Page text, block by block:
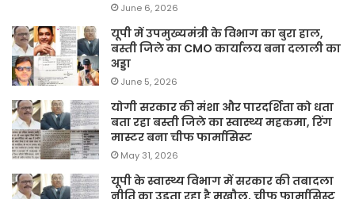
June 6, 2026
यूपी में उपमुख्यमंत्री के विभाग का बुरा हाल,
बस्ती जिले का CMO कार्यालय बना दलाली का
अड्डा
June 5, 2026
योगी सरकार की मंशा और पारदर्शिता को धता
बता रहा बस्ती जिले का स्वास्थ्य महकमा, रिंग
मास्टर बना चीफ फार्मासिस्ट
May 31, 2026
यूपी के स्वास्थ्य विभाग में सरकार की तबादला
नीति का उड़ता रहा है मखौल, चीफ फार्मासिस्ट